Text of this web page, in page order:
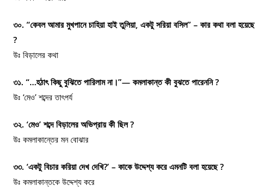
৩০. “কেবল আমার মুখপানে চাহিয়া হাই তুলিয়া, একটু সরিয়া বসিল” – কার কথা বলা হয়েছে
?
উঃ বিড়ালের কথা
৩১. “…হঠাৎ কিছু বুঝিতে পারিলাম না।”— কমলাকান্ত কী বুঝতে পারেননি ?
উঃ ‘মেও’ শব্দের তাৎপর্য
৩২. ‘মেও’ শব্দে বিড়ালের অভিপ্রায় কী ছিল ?
উঃ কমলাকান্তের মন বোঝার
৩৩. ‘একটু বিচার করিয়া দেখ দেখি?’ – কাকে উদ্দেশ্য করে এমনটি বলা হয়েছে ?
উঃ কমলাকান্তকে উদ্দেশ্য করে